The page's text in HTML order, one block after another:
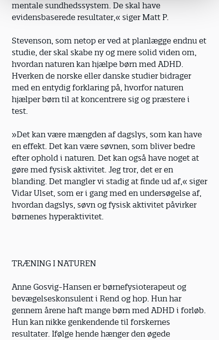
mentale sundhedssystem. De skal have
evidensbaserede resultater,« siger Matt P.
Stevenson, som netop er ved at planlægge endnu et
studie, der skal skabe ny og mere solid viden om,
hvordan naturen kan hjælpe børn med ADHD.
Hverken de norske eller danske studier bidrager
med en entydig forklaring på, hvorfor naturen
hjælper børn til at koncentrere sig og præstere i
test.
»Det kan være mængden af dagslys, som kan have
en effekt. Det kan være søvnen, som bliver bedre
efter ophold i naturen. Det kan også have noget at
gøre med fysisk aktivitet. Jeg tror, det er en
blanding. Det mangler vi stadig at finde ud af,« siger
Vidar Ulset, som er i gang med en undersøgelse af,
hvordan dagslys, søvn og fysisk aktivitet påvirker
børnenes hyperaktivitet.
TRÆNING I NATUREN
Anne Gosvig-Hansen er børnefysioterapeut og
bevægelseskonsulent i Rend og hop. Hun har
gennem årene haft mange børn med ADHD i forløb.
Hun kan nikke genkendende til forskernes
resultater. Ifølge hende hænger den øgede